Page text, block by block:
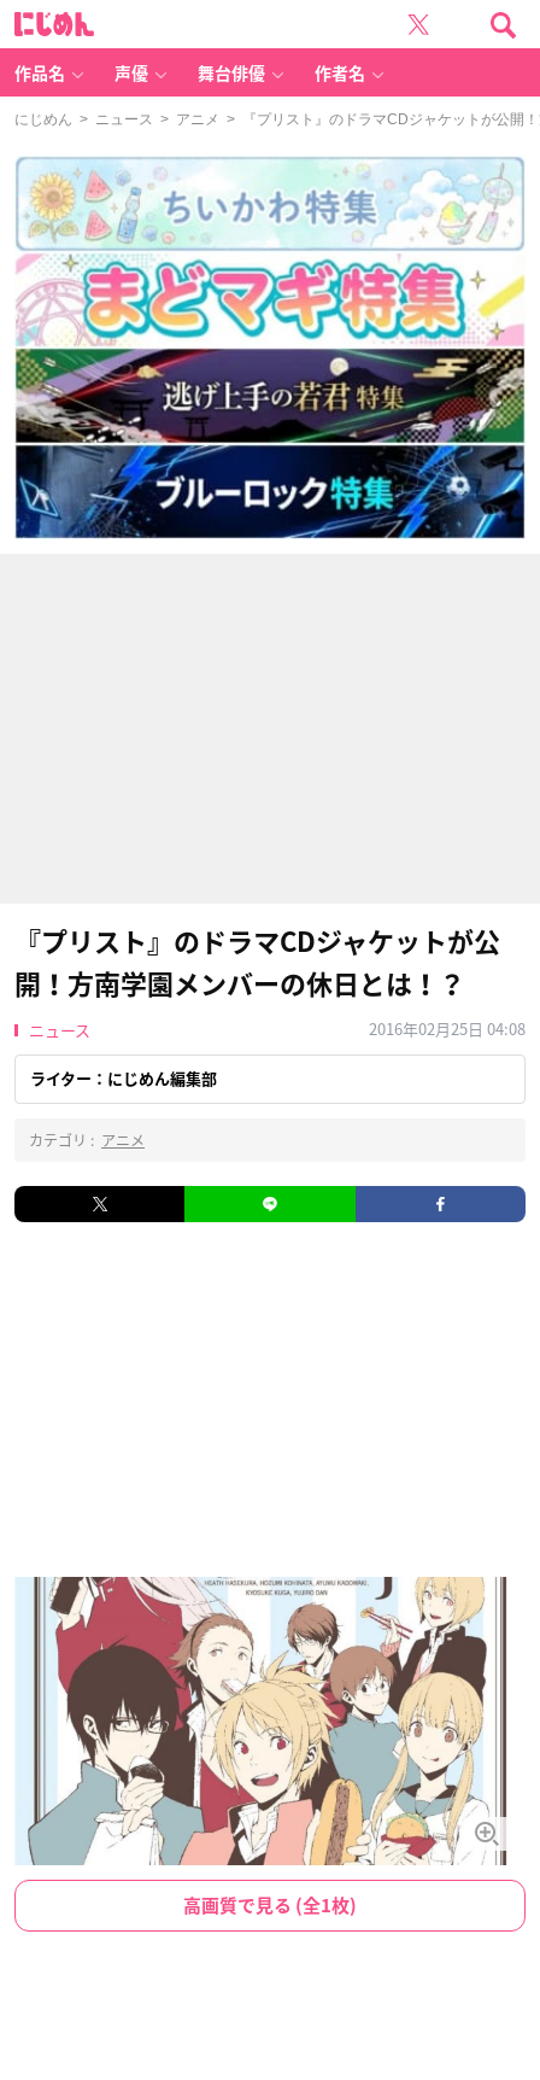
作品名 声優 舞台俳優 作者名
にじめん > ニュース > アニメ > 『プリスト』のドラマCDジャケットが公開
『プリスト』のドラマCDジャケットが公
開！方南学園メンバーの休日とは！？
ニュース 2016年02月25日 04:08
ライター：にじめん編集部
カテゴリ : アニメ
高画質で見る (全1枚)